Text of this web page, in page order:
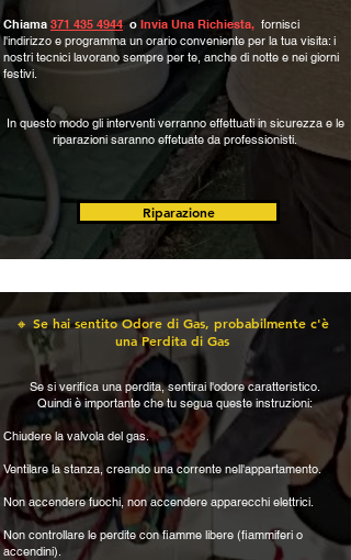
Chiama 371 435 4944 o Invia Una Richiesta, fornisci
l'indirizzo e programma un orario conveniente per la tua visita: i
nostri tecnici lavorano sempre per te, anche di notte e nei giorni
festivi.
In questo modo gli interventi verranno effettuati in sicurezza e le
riparazioni saranno effetuate da professionisti.
Riparazione
🔸 Se hai sentito Odore di Gas, probabilmente c'è
una Perdita di Gas
Se si verifica una perdita, sentirai l'odore caratteristico.
Quindi è importante che tu segua queste instruzioni:
​Chiudere la valvola del gas.
Ventilare la stanza, creando una corrente nell'appartamento.
Non accendere fuochi, non accendere apparecchi elettrici.
Non controllare le perdite con fiamme libere (fiammiferi o
accendini).